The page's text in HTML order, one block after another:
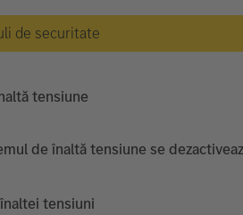
de securitate
tensiune
de înaltă tensiune se
tensiuni